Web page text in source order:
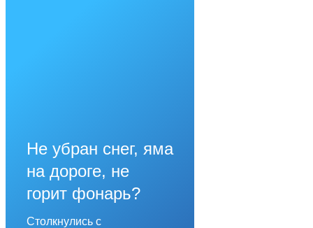
Не убран снег, яма
на дороге, не
горит фонарь?
Столкнулись с